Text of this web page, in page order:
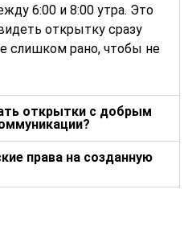
6:00 и 8:00 утра. Это
открытку сразу
слишком рано, чтобы не
открытки с добрым
права на созданную